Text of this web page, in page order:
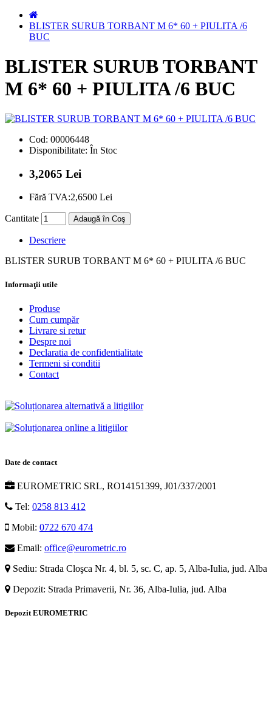
BLISTER SURUB TORBANT M 6* 60 + PIULITA /6
BUC
BLISTER SURUB TORBANT
M 6* 60 + PIULITA /6 BUC
Cod: 00006448
Disponibilitate: În Stoc
3,2065 Lei
Fără TVA:2,6500 Lei
Cantitate Adaugă în Coş
Descriere
BLISTER SURUB TORBANT M 6* 60 + PIULITA /6 BUC
Informaţii utile
Produse
Cum cumpăr
Livrare si retur
Despre noi
Declaratia de confidentialitate
Termeni si conditii
Contact
Date de contact
EUROMETRIC SRL, RO14151399, J01/337/2001
Tel: 0258 813 412
Mobil: 0722 670 474
Email: office@eurometric.ro
Sediu: Strada Cloşca Nr. 4, bl. 5, sc. C, ap. 5, Alba-Iulia, jud. Alba
Depozit: Strada Primaverii, Nr. 36, Alba-Iulia, jud. Alba
Depozit EUROMETRIC